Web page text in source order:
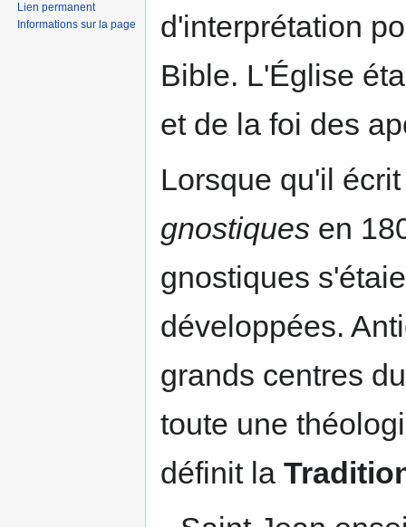
d'interprétation
Bible. L'Église
et de la foi des
Lorsque qu'il
gnostiques en
gnostiques
développées.
grands centres
toute une
définit la
Lien permanent
Informations sur la page